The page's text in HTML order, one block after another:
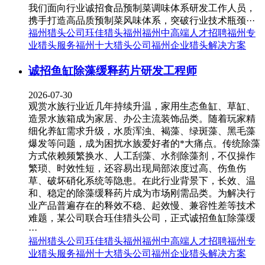
我们面向行业诚招食品预制菜调味体系研发工作人员，
携手打造高品质预制菜风味体系，突破行业技术瓶颈···
福州猎头公司 珏佳猎头福州福州中高端人才招聘福州专
业猎头服务福州十大猎头公司 福州企业猎头解决方案
诚招鱼缸除藻缓释药片研发工程师
2026-07-30
观赏水族行业近几年持续升温，家用生态鱼缸、草缸、
造景水族箱成为家居、办公主流装饰品类。随着玩家精
细化养缸需求升级，水质浑浊、褐藻、绿斑藻、黑毛藻
爆发等问题，成为困扰水族爱好者的*大痛点。传统除藻
方式依赖频繁换水、人工刮藻、水剂除藻剂，不仅操作
繁琐、时效性短，还容易出现局部浓度过高、伤鱼伤
草、破坏硝化系统等隐患。在此行业背景下，长效、温
和、稳定的除藻缓释药片成为市场刚需品类。为解决行
业产品普遍存在的释效不稳、起效慢、兼容性差等技术
难题，某公司联合珏佳猎头公司，正式诚招鱼缸除藻缓
···
福州猎头公司 珏佳猎头福州福州中高端人才招聘福州专
业猎头服务福州十大猎头公司 福州企业猎头解决方案